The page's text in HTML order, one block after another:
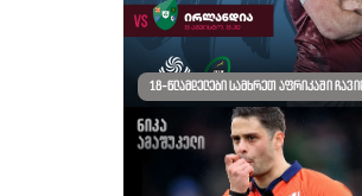
18-წლამდელები სამხრეთ აფრიკაში